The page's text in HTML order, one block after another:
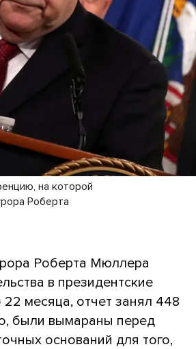
на которой
Роберта
Роберта Мюллера
в президентские
месяца, отчет занял 448
были вымараны перед
оснований для того,